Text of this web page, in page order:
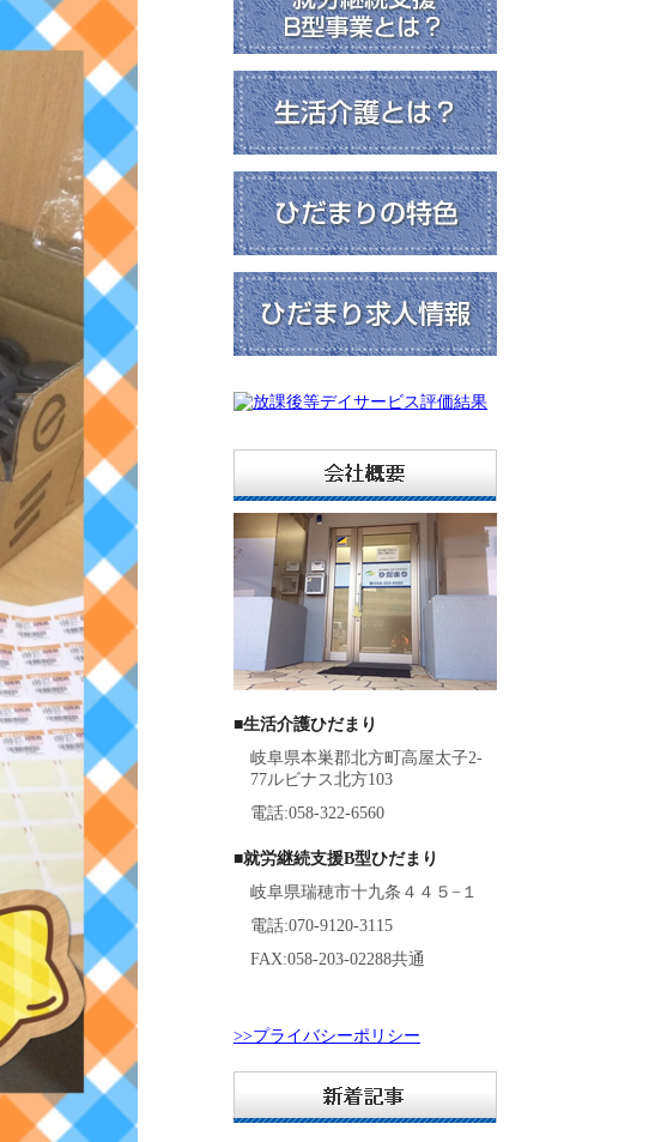
■生活介護ひだまり
岐阜県本巣郡北方町高屋太子2-
77ルビナス北方103
電話:058-322-6560
■就労継続支援B型ひだまり
岐阜県瑞穂市十九条４４５−１
電話:070-9120-3115
FAX:058-203-02288共通
>>プライバシーポリシー